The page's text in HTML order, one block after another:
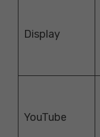
Display
YouTube